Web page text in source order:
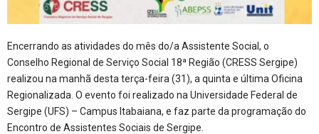
Encerrando as atividades do mês do/a Assistente Social, o
Conselho Regional de Serviço Social 18ª Região (CRESS Sergipe)
realizou na manhã desta terça-feira (31), a quinta e última Oficina
Regionalizada. O evento foi realizado na Universidade Federal de
Sergipe (UFS) – Campus Itabaiana, e faz parte da programação do
Encontro de Assistentes Sociais de Sergipe.